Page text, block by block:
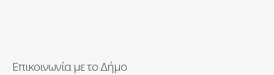
Επικοινωνία με το Δήμο